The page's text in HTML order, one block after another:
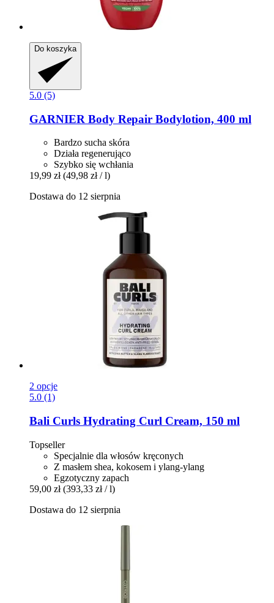
Do koszyka
5.0 (5)
GARNIER Body Repair Bodylotion, 400 ml
Bardzo sucha skóra
Działa regenerująco
Szybko się wchłania
19,99 zł (49,98 zł / l)
Dostawa do 12 sierpnia
2 opcje
5.0 (1)
Bali Curls Hydrating Curl Cream, 150 ml
Topseller
Specjalnie dla włosów kręconych
Z masłem shea, kokosem i ylang-ylang
Egzotyczny zapach
59,00 zł (393,33 zł / l)
Dostawa do 12 sierpnia